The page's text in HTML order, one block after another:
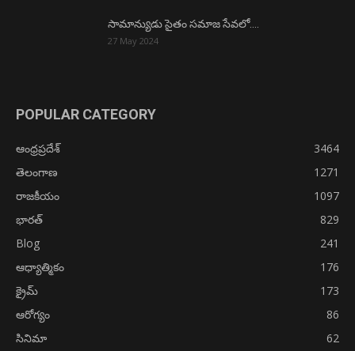
సామాన్యుడు సైతం సమాజ సేవలో….
27 May 2024
POPULAR CATEGORY
ఆంధ్రప్రదేశ్
3464
తెలంగాణ
1271
రాజకీయం
1097
భారత్
829
Blog
241
ఆధ్యాత్మికం
176
క్రైమ్
173
ఆరోగ్యం
86
సినిమా
62